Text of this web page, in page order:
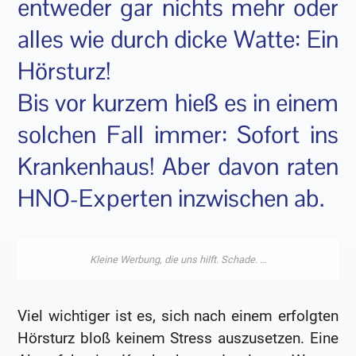
entweder gar nichts mehr oder
alles wie durch dicke Watte: Ein
Hörsturz!
Bis vor kurzem hieß es in einem
solchen Fall immer: Sofort ins
Krankenhaus! Aber davon raten
HNO-Experten inzwischen ab.
Viel wichtiger ist es, sich nach einem erfolgten
Hörsturz bloß keinem Stress auszusetzen. Eine